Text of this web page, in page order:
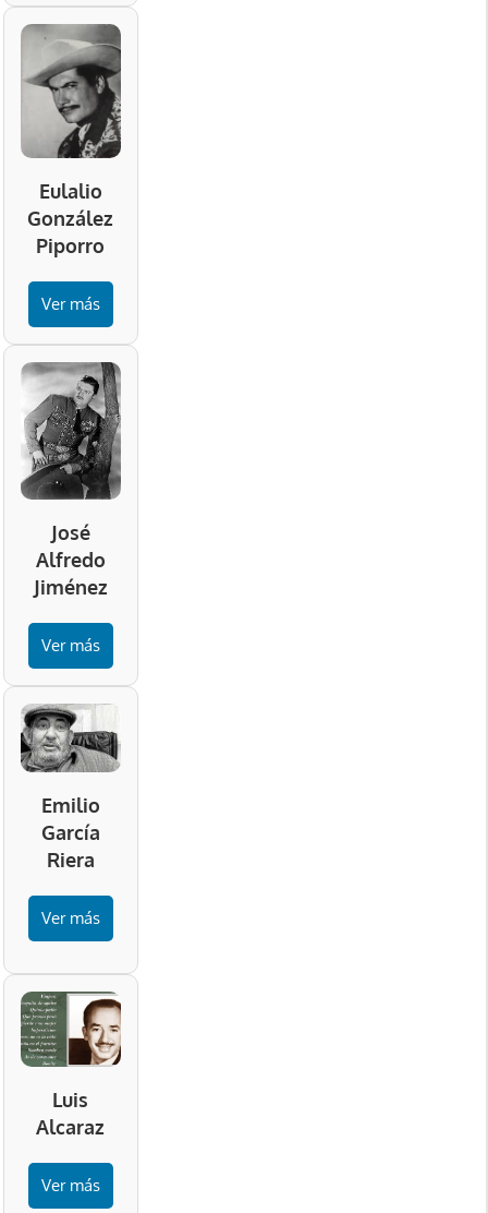
Eulalio
González
Piporro
Ver más
José
Alfredo
Jiménez
Ver más
Emilio
García
Riera
Ver más
Luis
Alcaraz
Ver más